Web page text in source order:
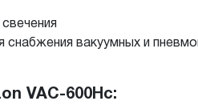
вакуумных и
VAC-600Hc: